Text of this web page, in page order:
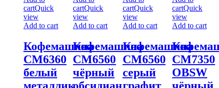
CM6360
белый
металлик
cartQuick
view
Add to cart
Кофемашина
CM6360
белый
CM6560
чёрный
обсидиан
cartQuick
view
Add to cart
Кофемашина
CM6560
чёрный
CM6560
серый
графит
cartQuick
view
Add to cart
Кофемашина
CM6560
серый
CM7350
OBSW
чёрный
cartQuick
view
Add to cart
CM7350
OBSW